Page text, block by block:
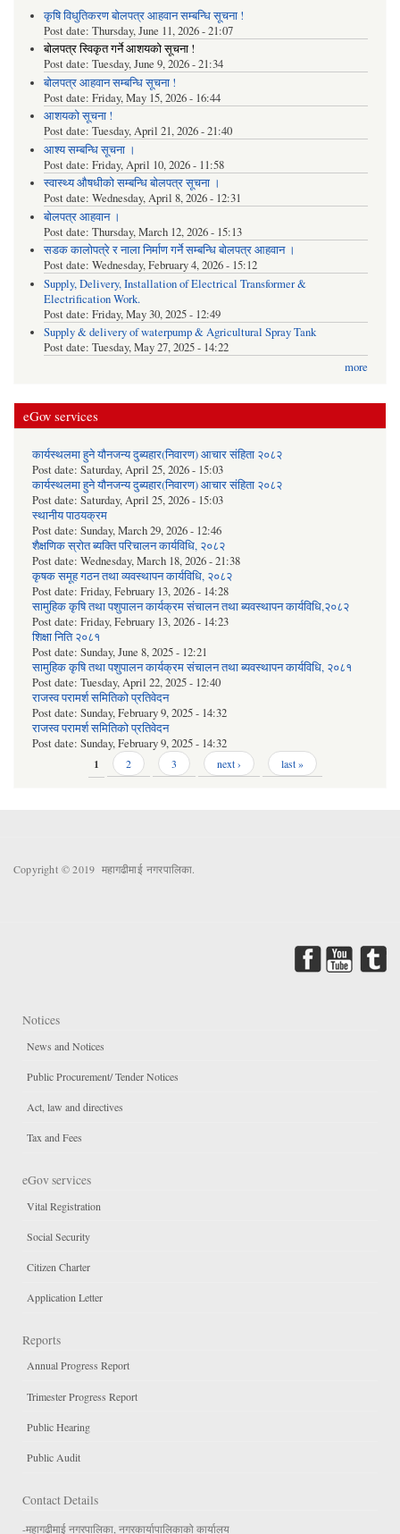
कृषि विधुतिकरण बोलपत्र आहवान सम्बन्धि सूचना !
Post date: Thursday, June 11, 2026 - 21:07
बोलपत्र स्विकृत गर्ने आशयको सूचना !
Post date: Tuesday, June 9, 2026 - 21:34
बोलपत्र आहवान सम्बन्धि सूचना !
Post date: Friday, May 15, 2026 - 16:44
आशयको सूचना !
Post date: Tuesday, April 21, 2026 - 21:40
आश्य सम्बन्धि सूचना ।
Post date: Friday, April 10, 2026 - 11:58
स्वास्थ्य औषधीको सम्बन्धि बोलपत्र सूचना ।
Post date: Wednesday, April 8, 2026 - 12:31
बोलपत्र आहवान ।
Post date: Thursday, March 12, 2026 - 15:13
सडक कालोपत्रे र नाला निर्माण गर्ने सम्बन्धि बोलपत्र आहवान ।
Post date: Wednesday, February 4, 2026 - 15:12
Supply, Delivery, Installation of Electrical Transformer &
Electrification Work.
Post date: Friday, May 30, 2025 - 12:49
Supply & delivery of waterpump & Agricultural Spray Tank
Post date: Tuesday, May 27, 2025 - 14:22
more
eGov services
कार्यस्थलमा हुने यौनजन्य दुब्यहार(निवारण) आचार संहिता २०८२
Post date: Saturday, April 25, 2026 - 15:03
कार्यस्थलमा हुने यौनजन्य दुब्यहार(निवारण) आचार संहिता २०८२
Post date: Saturday, April 25, 2026 - 15:03
स्थानीय पाठयक्रम
Post date: Sunday, March 29, 2026 - 12:46
शैक्षणिक स्रोत ब्यक्ति परिचालन कार्यविधि, २०८२
Post date: Wednesday, March 18, 2026 - 21:38
कृषक समूह गठन तथा व्यवस्थापन कार्यविधि, २०८२
Post date: Friday, February 13, 2026 - 14:28
सामुहिक कृषि तथा पशुपालन कार्यक्रम संचालन तथा ब्यवस्थापन कार्यविधि,२०८२
Post date: Friday, February 13, 2026 - 14:23
शिक्षा निति २०८१
Post date: Sunday, June 8, 2025 - 12:21
सामुहिक कृषि तथा पशुपालन कार्यक्रम संचालन तथा ब्यवस्थापन कार्यविधि, २०८१
Post date: Tuesday, April 22, 2025 - 12:40
राजस्व परामर्श समितिको प्रतिवेदन
Post date: Sunday, February 9, 2025 - 14:32
राजस्व परामर्श समितिको प्रतिवेदन
Post date: Sunday, February 9, 2025 - 14:32
1 2 3 next › last »
Copyright © 2019 महागढीमाई नगरपालिका.
Notices
News and Notices
Public Procurement/ Tender Notices
Act, law and directives
Tax and Fees
eGov services
Vital Registration
Social Security
Citizen Charter
Application Letter
Reports
Annual Progress Report
Trimester Progress Report
Public Hearing
Public Audit
Contact Details
-महागढीमाई नगरपालिका, नगरकार्यापालिकाको कार्यालय